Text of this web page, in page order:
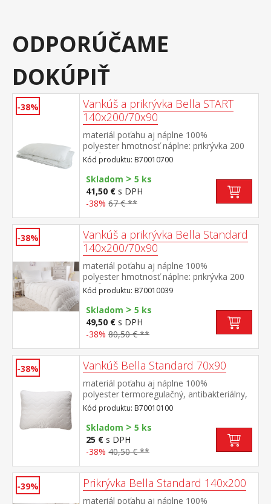
ODPORÚČAME
DOKÚPIŤ
-38%
Vankúš a prikrývka Bella START
140x200/70x90
materiál poťahu aj náplne 100%
polyester hmotnosť náplne: prikrývka 200
g/m², vankúš: cca 850 g rozmery: prikrývka
140 × 200 cm, vankúš 70 × 90
cm termoregulačné, antibakteriálne,
vhodné pre alergikov prikrývka je elegantne
prešitá prateľné do 60 °C
Kód produktu: B70010700
Skladom > 5 ks
41,50 € s DPH
-38% 67 € **
-38%
Vankúš a prikrývka Bella Standard
140x200/70x90
materiál poťahu aj náplne 100%
polyester hmotnosť náplne: prikrývka 200
g/m², vankúš: cca 1000 g rozmery: prikrývka
140 × 200 cm, vankúš 70 × 90
cm termoregulačné, antibakteriálne,
vhodné pre alergikov prikrývka aj vankúš sú
elegantne prešité prateľné do 60 °C
Kód produktu: B70010039
Skladom > 5 ks
49,50 € s DPH
-38% 80,50 € **
-38% Vankúš Bella Standard 70x90
materiál poťahu aj náplne 100%
polyester termoregulačný, antibakteriálny,
vhodný pre alergikov elegantne
prešitý prateľný do 60 °C
Kód produktu: B70010100
Skladom > 5 ks
25 € s DPH
-38% 40,50 € **
-39% Prikrývka Bella Standard 140x200
materiál poťahu aj náplne 100%